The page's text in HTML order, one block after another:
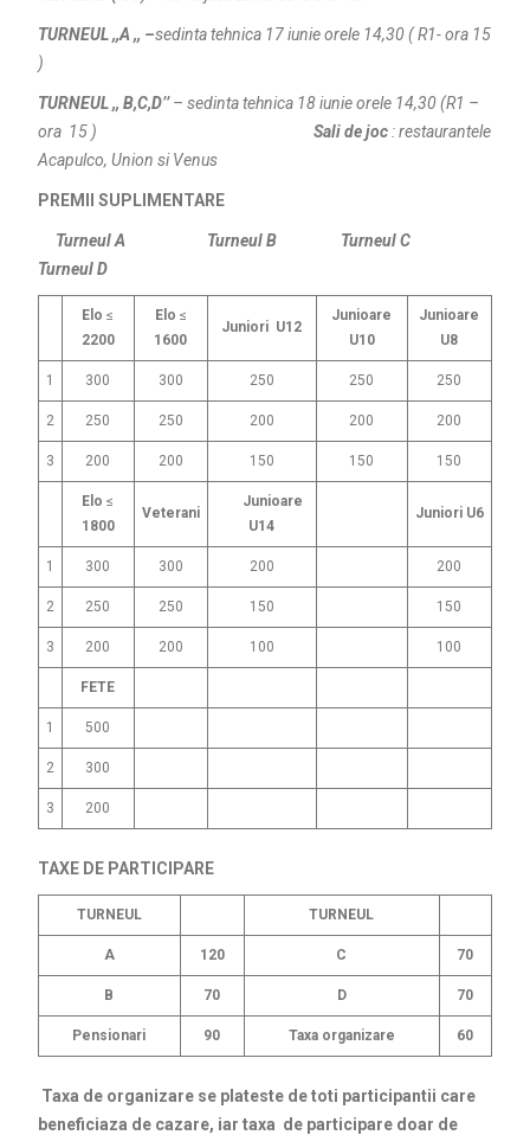
TURNEUL ,,A ,, –sedinta tehnica 17 iunie orele 14,30 ( R1- ora 15
)
TURNEUL ,, B,C,D’’– sedinta tehnica 18 iunie orele 14,30 (R1 –
ora 15 ) Sali de joc: restaurantele
Acapulco, Union si Venus
PREMII SUPLIMENTARE
Turneul A Turneul B Turneul C
Turneul D
Elo≤
2200
Elo ≤
1600
Juniori U12
Junioare
U10
Junioare
U8
1 300 300 250 250 250
2 250 250 200 200 200
3 200 200 150 150 150
Elo≤
1800
Veterani
Junioare
U14
Juniori U6
1 300 300 200 200
2 250 250 150 150
3 200 200 100 100
FETE
1 500
2 300
3 200
TAXE DE PARTICIPARE
TURNEUL TURNEUL
A 120 C 70
B 70 D 70
Pensionari 90 Taxa organizare 60
Taxa de organizare se plateste de toti participantii care
beneficiaza de cazare, iar taxa de participare doar de